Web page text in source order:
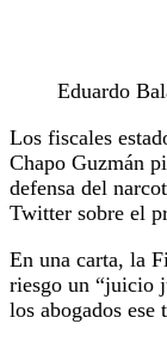
Eduardo
Los fiscales
Chapo Guzmán
defensa del
Twitter sobre el
En una carta, la
riesgo un “juicio
los abogados